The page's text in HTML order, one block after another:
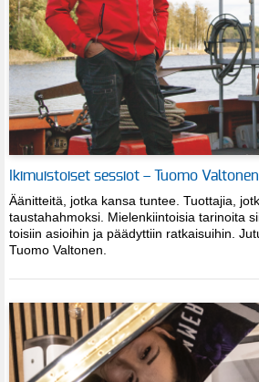
Ikimuistoiset sessiot – Tuomo Valtonen
Äänitteitä, jotka kansa tuntee. Tuottajia,
taustahahmoksi. Mielenkiintoisia tarinoita
toisiin asioihin ja päädyttiin ratkaisuihin.
Tuomo Valtonen.